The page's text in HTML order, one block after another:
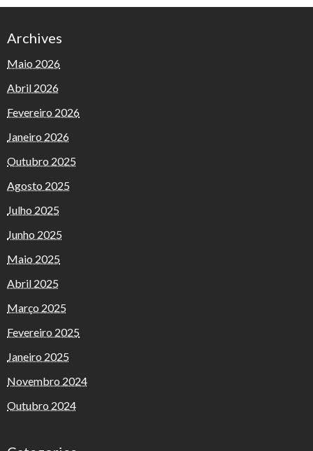
Archives
Maio 2026
Abril 2026
Fevereiro 2026
Janeiro 2026
Outubro 2025
Agosto 2025
Julho 2025
Junho 2025
Maio 2025
Abril 2025
Março 2025
Fevereiro 2025
Janeiro 2025
Novembro 2024
Outubro 2024